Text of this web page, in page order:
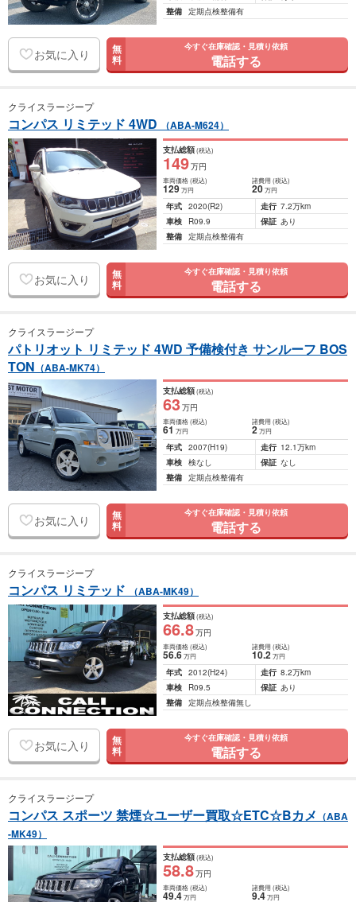
整備 定期点検整備有
お気に入り 無
料
今すぐ在庫確認・見積り依頼
電話する
クライスラージープ
コンパス リミテッド 4WD （ABA-M624）
支払総額(税込)
149万円
車両価格(税込)
129万円
諸費用 (税込)
20 万円
年式 2020(R2) 走行 7.2万km
車検
R09.9 保証 あり
整備 定期点検整備有
お気に入り 無
料
今すぐ在庫確認・見積り依頼
電話する
クライスラージープ
パトリオット リミテッド 4WD 予備検付き サンルーフ BOS
TON （ABA-MK74）
支払総額(税込)
63万円
車両価格(税込)
61万円
諸費用 (税込)
2 万円
年式 2007(H19) 走行 12.1万km
車検 検なし 保証 なし
整備 定期点検整備有
お気に入り 無
料
今すぐ在庫確認・見積り依頼
電話する
クライスラージープ
コンパス リミテッド （ABA-MK49）
支払総額(税込)
66.8万円
車両価格(税込)
56.6万円
諸費用 (税込)
10.2 万円
年式 2012(H24) 走行 8.2万km
車検
R09.5 保証 あり
整備 定期点検整備無し
お気に入り 無
料
今すぐ在庫確認・見積り依頼
電話する
クライスラージープ
コンパス スポーツ 禁煙☆ユーザー買取☆ETC☆Bカメ （ABA
-MK49）
支払総額(税込)
58.8万円
車両価格(税込)
49.4万円
諸費用 (税込)
9.4 万円